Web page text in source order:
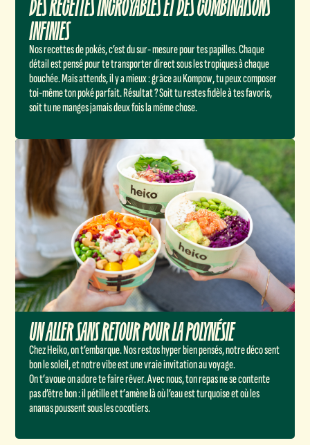
INFINIES
Nos recettes de pokés, c’est du sur- mesure pour tes papilles. Chaque
détail est pensé pour te transporter direct sous les tropiques à chaque
bouchée. Mais attends, il y a mieux : grâce au Kompow, tu peux composer
toi-même ton poké parfait. Résultat ? Soit tu restes fidèle à tes favoris,
soit tu ne manges jamais deux fois la même chose.
UN ALLER SANS RETOUR POUR LA POLYNÉSIE
Chez Heiko, on t’embarque. Nos restos hyper bien pensés, notre déco sent
bon le soleil, et notre vibe est une vraie invitation au voyage.
On t’avoue on adore te faire rêver. Avec nous, ton repas ne se contente
pas d’être bon : il pétille et t’amène là où l’eau est turquoise et où les
ananas poussent sous les cocotiers.